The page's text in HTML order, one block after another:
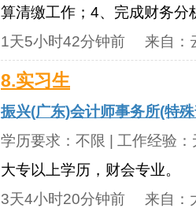
算清缴工作；4、完成财务分
1天5小时42分钟前 来自：
8.实习生
振兴(广东)会计师事务所(特
学历要求： 不限 | 工作经验：
大专以上学历，财会专业。
3天4小时20分钟前 来自：